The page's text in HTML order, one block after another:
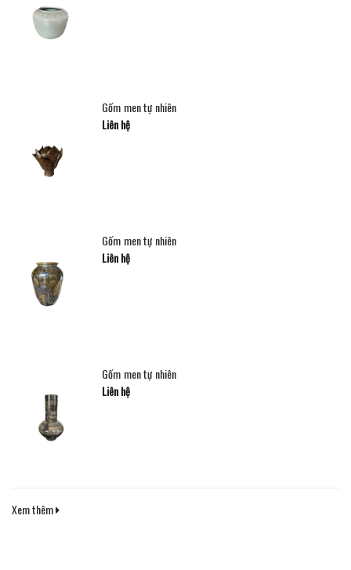
Gốm men tự nhiên
Liên hệ
Gốm men tự nhiên
Liên hệ
Gốm men tự nhiên
Liên hệ
Xem thêm